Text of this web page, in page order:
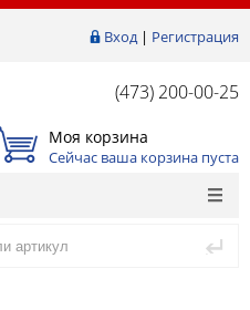
Вход| Регистрация
(473) 200-00-25
Моя корзина
Сейчас ваша корзина пуста